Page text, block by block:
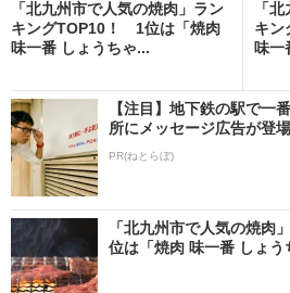
「北九州市で人気の焼肉」ラン
キングTOP10！ 1位は「焼肉
味一番 しょうちゃ...
「
キ
味一
【注目】地下鉄の駅で一
所にメッセージ広告が登場
PR(ねとらぼ)
「北九州市で人気の焼
位は「焼肉 味一番 しょう